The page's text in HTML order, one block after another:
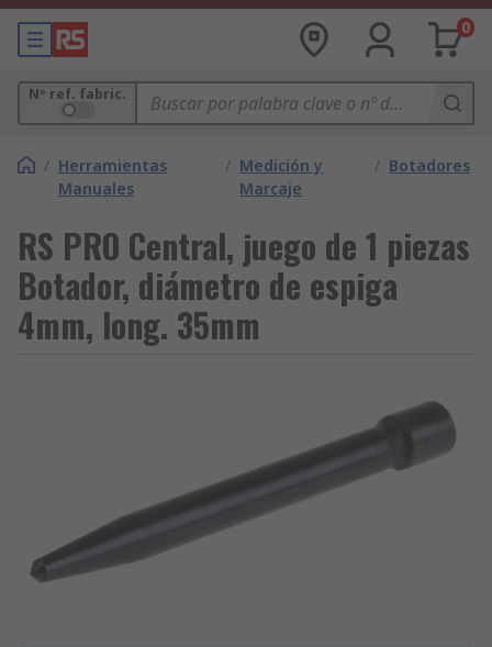
0
Nº ref. fabric.
/ Herramientas
Manuales
/ Medición y
Marcaje
/ Botadores
RS PRO Central, juego de 1 piezas
Botador, diámetro de espiga
4mm, long. 35mm